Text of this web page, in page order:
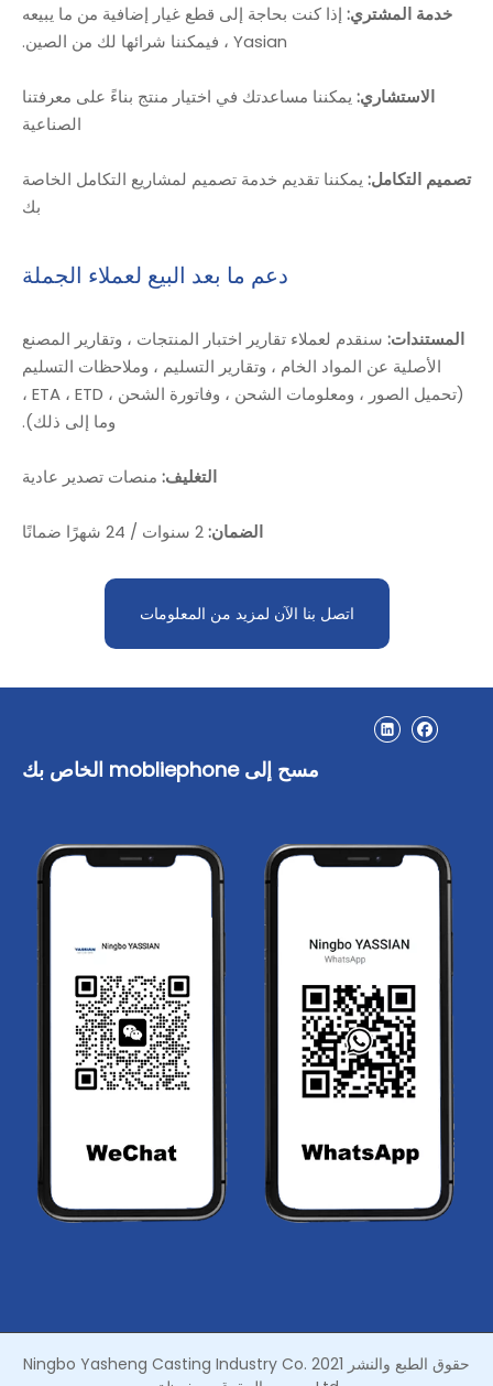
خدمة المشتري: إذا كنت بحاجة إلى قطع غيار إضافية من ما يبيعه
Yasian ، فيمكننا شرائها لك من الصين.
الاستشاري: يمكننا مساعدتك في اختيار منتج بناءً على معرفتنا
الصناعية
تصميم التكامل: يمكننا تقديم خدمة تصميم لمشاريع التكامل الخاصة
بك
دعم ما بعد البيع لعملاء الجملة
المستندات: سنقدم لعملاء تقارير اختبار المنتجات ، وتقارير المصنع
الأصلية عن المواد الخام ، وتقارير التسليم ، وملاحظات التسليم
(تحميل الصور ، ومعلومات الشحن ، وفاتورة الشحن ، ETA ، ETD ،
وما إلى ذلك).
التغليف: منصات تصدير عادية
الضمان:2 سنوات / 24 شهرًا ضمانًا
اتصل بنا الآن لمزيد من المعلومات
مسح إلى mobliephone الخاص بك
حقوق الطبع والنشر 2021 Ningbo Yasheng Casting Industry Co.